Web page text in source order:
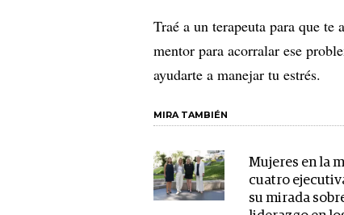
Traé a un terapeuta para que
mentor para acorralar ese
ayudarte a manejar tu estrés.
MIRA TAMBIÉN
Mujeres en la
cuatro
su mirada